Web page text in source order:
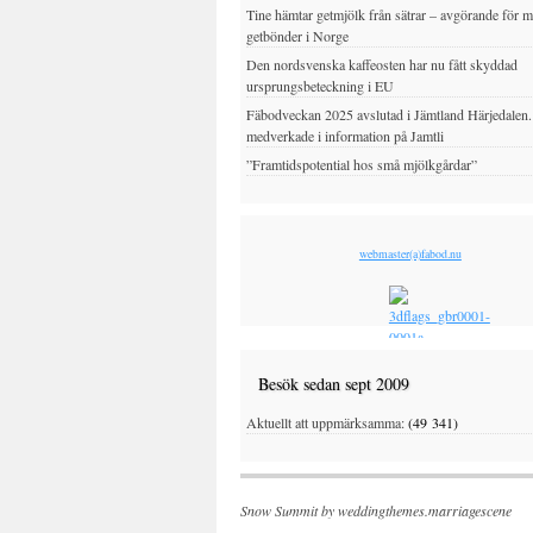
Tine hämtar getmjölk från sätrar – avgörande för
getbönder i Norge
Den nordsvenska kaffeosten har nu fått skyddad
ursprungsbeteckning i EU
Fäbodveckan 2025 avslutad i Jämtland
medverkade i information på Jamtli
”Framtidspotential hos små mjölkgårdar”
webmaster(a)fabod.nu
Besök sedan sept 2009
Aktuellt att uppmärksamma:(49 341)
Snow Summit byweddingthemes.marriagescene